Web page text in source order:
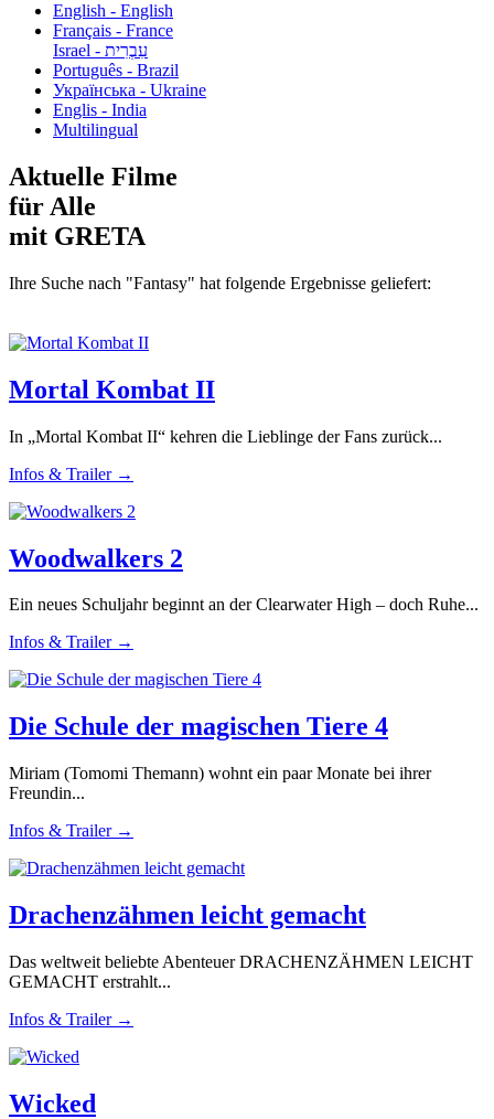
English - English
Français - France
עִבְרִית - Israel
Português - Brazil
Українська - Ukraine
Englis - India
Multilingual
Aktuelle Filme
für Alle
mit GRETA
Ihre Suche nach "Fantasy" hat folgende Ergebnisse geliefert:
Mortal Kombat II
In „Mortal Kombat II“ kehren die Lieblinge der Fans zurück...
Infos & Trailer →
Woodwalkers 2
Ein neues Schuljahr beginnt an der Clearwater High – doch Ruhe...
Infos & Trailer →
Die Schule der magischen Tiere 4
Miriam (Tomomi Themann) wohnt ein paar Monate bei ihrer
Freundin...
Infos & Trailer →
Drachenzähmen leicht gemacht
Das weltweit beliebte Abenteuer DRACHENZÄHMEN LEICHT
GEMACHT erstrahlt...
Infos & Trailer →
Wicked